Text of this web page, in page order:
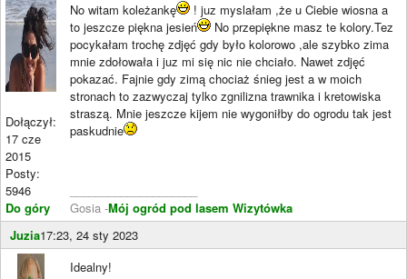
Dołączył:
17 cze
2015
Posty:
5946
Do góry
No witam koleżankę
! juz myslałam ,że u Ciebie wiosna a
to jeszcze piękna jesień
No przepiękne masz te kolory.Tez
pocykałam trochę zdjęć gdy było kolorowo ,ale szybko zima
mnie zdołowała i juz mi się nic nie chciało. Nawet zdjęć
pokazać. Fajnie gdy zimą chociaż śnieg jest a w moich
stronach to zazwyczaj tylko zgnilizna trawnika i kretowiska
straszą. Mnie jeszcze kijem nie wygoniłby do ogrodu tak jest
paskudnie
Gosia -Mój ogród pod lasem Wizytówka
Juzia17:23, 24 sty 2023
Idealny!